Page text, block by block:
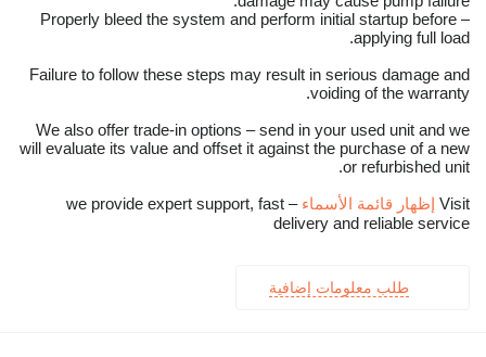
– Properly bleed the system and perform initial startup before
applying full load.
Failure to follow these steps may result in serious damage and
voiding of the warranty.
We also offer trade-in options – send in your used unit and we
will evaluate its value and offset it against the purchase of a new
or refurbished unit.
Visit إظهار قائمة الأسماء
– we provide expert support, fast
delivery and reliable service
طلب معلومات إضافية